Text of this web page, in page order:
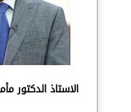
الاستاذ الدكتور